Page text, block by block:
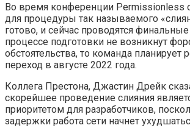
Во время конференции Permissionless
для процедуры так называемого
готово, и сейчас проводятся
процессе подготовки не возникнут
обстоятельства, то команда планирует
переход в августе 2022 года.
Коллега Престона, Джастин Дрейк
скорейшее проведение слияния
приоритетом для разработчиков,
задержки работа сети начнет